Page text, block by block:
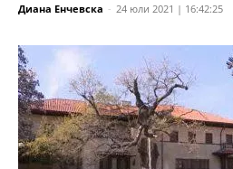
Диана Енчевска - 24 юли 2021 | 16:42:25